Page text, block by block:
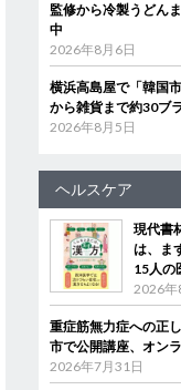
監修から冷製うどん
中
2026年8月6日
横浜高島屋で「韓国
から雑貨まで約30ブ
2026年8月5日
ヘルスケア
現代書
は、ま
15人の
2026年
重症筋無力症への正
市で公開講座、オン
2026年7月31日